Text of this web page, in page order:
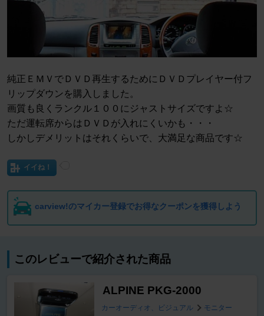
純正ＥＭＶでＤＶＤ再生するためにＤＶＤプレイヤー付フ
リップダウンを購入しました。
画質も良くランクル１００にジャストサイズですよ☆
ただ運転席からはＤＶＤが入れにくいかも・・・
しかしデメリットはそれくらいで、大満足な商品です☆
イイね！
carview!のマイカー登録でお得なクーポンを獲得しよう
このレビューで紹介された商品
ALPINE PKG-2000
カーオーディオ、ビジュアル
モニター